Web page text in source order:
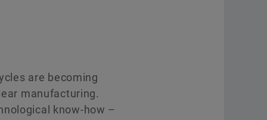
are becoming
manufacturing.
know-how –